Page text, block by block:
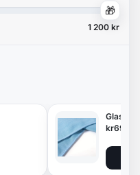
🎁
1 200 kr
kr69.00